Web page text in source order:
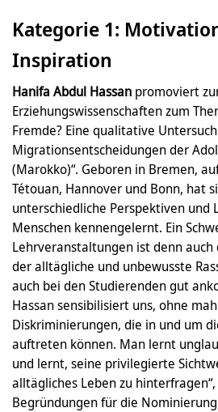
Kategorie 1:
Inspiration
Hanifa Abdul Hassan promoviert
Erziehungswissenschaften zum
Fremde? Eine qualitative
Migrationsentscheidungen der
(Marokko)“. Geboren in Bremen,
Tétouan, Hannover und Bonn, hat
unterschiedliche Perspektiven und
Menschen kennengelernt. Ein
Lehrveranstaltungen ist denn auch
der alltägliche und unbewusste
auch bei den Studierenden gut
Hassan sensibilisiert uns, ohne
Diskriminierungen, die in und um
auftreten können. Man lernt
und lernt, seine privilegierte
alltägliches Leben zu
Begründungen für die